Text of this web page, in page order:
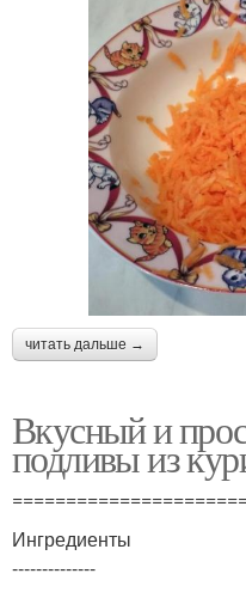
читать дальше →
Вкусный и
подливы из
Ингредиенты
--------------